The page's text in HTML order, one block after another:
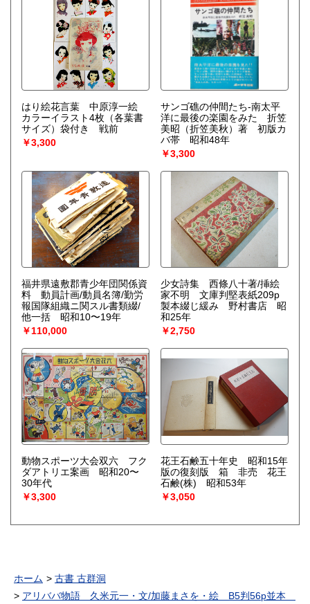
はり絵花言葉 中原淳一絵
カラーイラスト4枚（各葉書
サイズ）袋付き 戦前
￥3,300
サンゴ礁の仲間たち-南太平
洋に最後の楽園をみた 折笠
美昭（折笠美秋）著 初版カ
バ帯 昭和48年
￥3,300
福井県遠敷郡青少年団関係資
料 動員計画/動員名簿/勤労
報国隊組織ニ関スル書類綴/
他一括 昭和10〜19年
￥110,000
少女詩集 西條八十著/挿絵
家不明 文庫判堅表紙209p
製本綴じ緩み 野村書店 昭
和25年
￥2,750
動物スポーツ大会双六 フク
ダアトリエ案画 昭和20〜
30年代
￥3,300
花王石鹸五十年史 昭和15年
版の復刻版 箱 非売 花王
石鹸(株) 昭和53年
￥3,050
ホーム
古書 古群洞
アリババ物語 久米元一・文/加藤まさを・絵 B5判56p並本